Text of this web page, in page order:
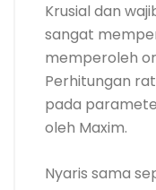
Krusial dan
sangat
memperoleh
Perhitungan
pada
oleh Maxim.
Nyaris sama